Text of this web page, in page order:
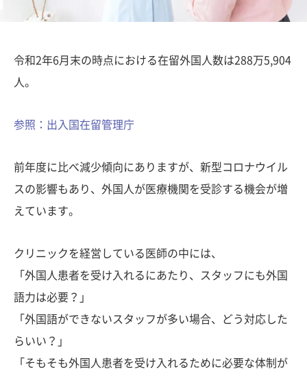
令和2年6月末の時点における在留外国人数は288万5,904
人。
参照：出入国在留管理庁
前年度に比べ減少傾向にありますが、新型コロナウイル
スの影響もあり、外国人が医療機関を受診する機会が増
えています。
クリニックを経営している医師の中には、
「外国人患者を受け入れるにあたり、スタッフにも外国
語力は必要？」
「外国語ができないスタッフが多い場合、どう対応した
らいい？」
「そもそも外国人患者を受け入れるために必要な体制が